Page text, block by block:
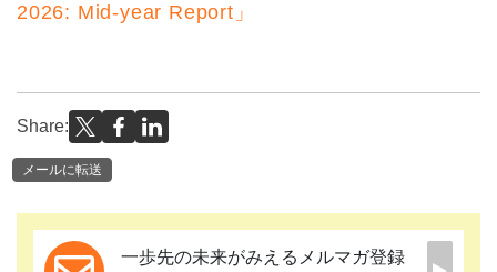
2026: Mid-year Report」
Share:
メールに転送
一歩先の未来がみえるメルマガ登録